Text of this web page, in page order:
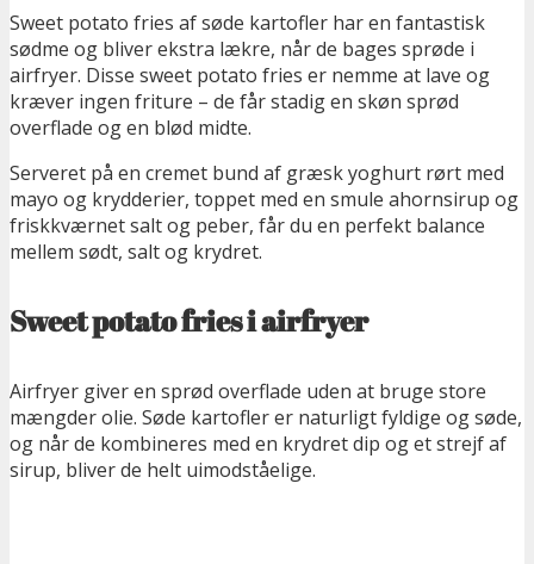
Sweet potato fries af søde kartofler har en fantastisk
sødme og bliver ekstra lækre, når de bages sprøde i
airfryer. Disse sweet potato fries er nemme at lave og
kræver ingen friture – de får stadig en skøn sprød
overflade og en blød midte.
Serveret på en cremet bund af græsk yoghurt rørt med
mayo og krydderier, toppet med en smule ahornsirup og
friskkværnet salt og peber, får du en perfekt balance
mellem sødt, salt og krydret.
Sweet potato fries i airfryer
Airfryer giver en sprød overflade uden at bruge store
mængder olie. Søde kartofler er naturligt fyldige og søde,
og når de kombineres med en krydret dip og et strejf af
sirup, bliver de helt uimodståelige.